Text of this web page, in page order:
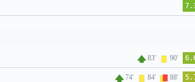
83' 90'
74' 84' 88'